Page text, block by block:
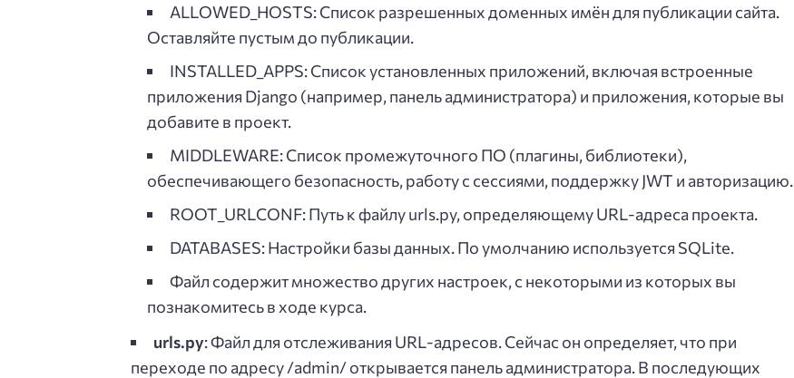
ALLOWED_HOSTS: Список разрешенных доменных имён для публикации сайта.
Оставляйте пустым до публикации.
INSTALLED_APPS: Список установленных приложений, включая встроенные
приложения Django (например, панель администратора) и приложения, которые вы
добавите в проект.
MIDDLEWARE: Список промежуточного ПО (плагины, библиотеки),
обеспечивающего безопасность, работу с сессиями, поддержку JWT и авторизацию.
ROOT_URLCONF: Путь к файлу urls.py, определяющему URL-адреса проекта.
DATABASES: Настройки базы данных. По умолчанию используется SQLite.
Файл содержит множество других настроек, с некоторыми из которых вы
познакомитесь в ходе курса.
urls.py: Файл для отслеживания URL-адресов. Сейчас он определяет, что при
переходе по адресу /admin/ открывается панель администратора. В последующих